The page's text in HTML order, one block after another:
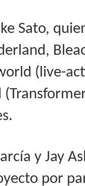
Sato,
(live-
y Jay
por